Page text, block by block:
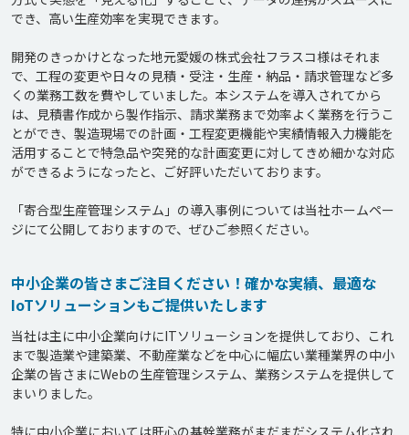
でき、高い生産効率を実現できます。
開発のきっかけとなった地元愛媛の株式会社フラスコ様はそれま
で、工程の変更や日々の見積・受注・生産・納品・請求管理など多
くの業務工数を費やしていました。本システムを導入されてから
は、見積書作成から製作指示、請求業務まで効率よく業務を行うこ
とができ、製造現場での計画・工程変更機能や実績情報入力機能を
活用することで特急品や突発的な計画変更に対してきめ細かな対応
ができるようになったと、ご好評いただいております。
「寄合型生産管理システム」の導入事例については当社ホームペー
ジにて公開しておりますので、ぜひご参照ください。
中小企業の皆さまご注目ください！確かな実績、最適な
IoTソリューションもご提供いたします
当社は主に中小企業向けにITソリューションを提供しており、これ
まで製造業や建築業、不動産業などを中心に幅広い業種業界の中小
企業の皆さまにWebの生産管理システム、業務システムを提供して
まいりました。
特に中小企業においては肝心の基幹業務がまだまだシステム化され